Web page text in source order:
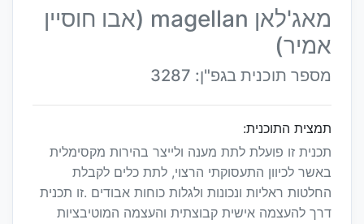
מאג'לאן magellan (אבו חוסיין
אמיר)
מספר תוכנית בגפ"ן: 3287
תמצית התוכנית:
תכנית זו פועלת לתת מענה ולייצר בהירות מקסימלית
באשר לכיוון התעסוקתי הרצוי, לתת כלים לקבלת
החלטות ראליות ונכונות ולגלות כוחות אבודים .זו תכנית
דרך להעצמה אישית קבוצתית והעצמה המוטיבציות